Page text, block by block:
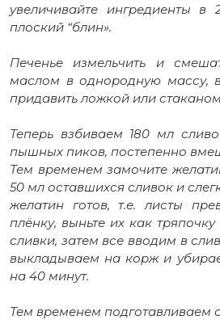
увеличивайте ингредиенты в
плоский “блин».
Печенье измельчить и
маслом в однородную массу,
придавить ложкой или
Теперь взбиваем 180 мл
пышных пиков, постепенно
Тем временем замочите
50 мл оставшихся сливок и
желатин готов, т.е. листы
плёнку, выньте их как
сливки, затем все вводим в
выкладываем на корж и
на 40 минут.
Тем временем подготавливаем